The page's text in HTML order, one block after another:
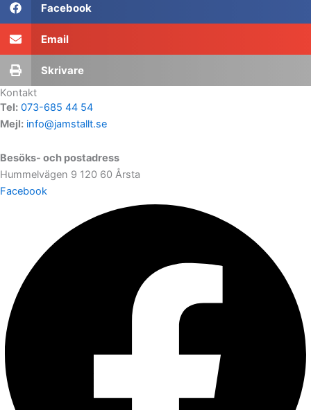
Facebook
Email
Skrivare
Kontakt
Tel: 073-685 44 54
Mejl: info@jamstallt.se
Besöks- och postadress
Hummelvägen 9 120 60 Årsta
Facebook